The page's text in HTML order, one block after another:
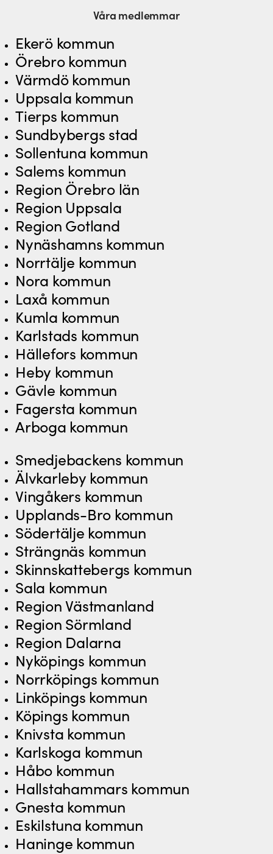
Våra medlemmar
Ekerö kommun
Örebro kommun
Värmdö kommun
Uppsala kommun
Tierps kommun
Sundbybergs stad
Sollentuna kommun
Salems kommun
Region Örebro län
Region Uppsala
Region Gotland
Nynäshamns kommun
Norrtälje kommun
Nora kommun
Laxå kommun
Kumla kommun
Karlstads kommun
Hällefors kommun
Heby kommun
Gävle kommun
Fagersta kommun
Arboga kommun
Smedjebackens kommun
Älvkarleby kommun
Vingåkers kommun
Upplands-Bro kommun
Södertälje kommun
Strängnäs kommun
Skinnskattebergs kommun
Sala kommun
Region Västmanland
Region Sörmland
Region Dalarna
Nyköpings kommun
Norrköpings kommun
Linköpings kommun
Köpings kommun
Knivsta kommun
Karlskoga kommun
Håbo kommun
Hallstahammars kommun
Gnesta kommun
Eskilstuna kommun
Haninge kommun